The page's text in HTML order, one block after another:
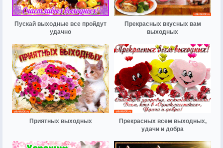
Пускай выходные все пройдут
удачно
Прекрасных вкусных вам
выходных
Приятных выходных
Прекрасных всем выходных,
удачи и добра